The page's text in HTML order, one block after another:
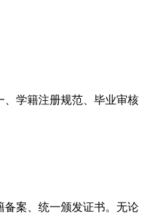
学籍注册规范、毕业审核
案、统一颁发证书。无论